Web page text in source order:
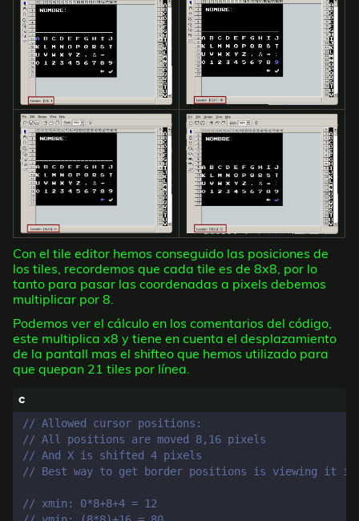
Con el tile editor hemos conseguido las posiciones de
los tiles, recordemos que cada tile es de 8x8, por lo
tanto para pasar las coordenadas a pixels debemos
multiplicar por 8.
Podemos ver el cálculo en los comentarios del código,
este multiplica x8 y tiene en cuenta el desplazamiento
de la pantall mas el shifteo que hemos utilizado para
que quepan 21 tiles por línea.